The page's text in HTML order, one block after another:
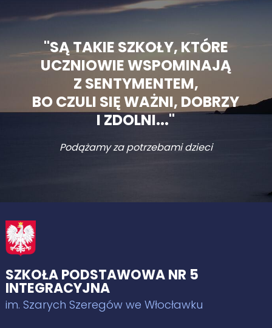
"SĄ TAKIE SZKOŁY, KTÓRE
UCZNIOWIE WSPOMINAJĄ
Z SENTYMENTEM,
BO CZULI SIĘ WAŻNI, DOBRZY
I ZDOLNI..."
Podążamy za potrzebami dzieci
SZKOŁA PODSTAWOWA NR 5
INTEGRACYJNA
im. Szarych Szeregów we Włocławku